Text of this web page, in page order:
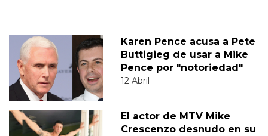
Karen Pence acusa a Pete
Buttigieg de usar a Mike
Pence por "notoriedad"
12 Abril
El actor de MTV Mike
Crescenzo desnudo en su